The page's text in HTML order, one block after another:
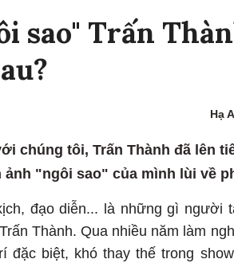
sao" Trấn
Hạ
chúng tôi, Trấn Thành đã lên
ảnh "ngôi sao" của mình lùi về
đạo diễn... là những gì người
Thành. Qua nhiều năm làm
đặc biệt, khó thay thế trong